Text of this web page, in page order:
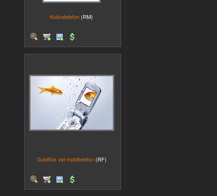
Kobratelefon (RM)
Guldfisk vid mobiltelefon (RF)